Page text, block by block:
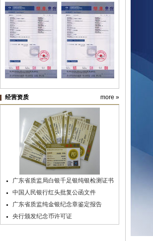
用目的很重要
纪念币盒子的九大类价格及档次
纯金银纪念章定制材料价格预算
经营资质 more »
广东省质监局白银千足银纯银检测证书
中国人民银行红头批复公函文件
广东省质监纯金银纪念章鉴定报告
央行颁发纪念币许可证